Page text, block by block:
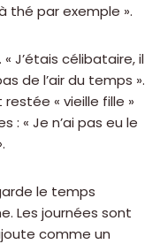
thé par exemple ».
J’étais célibataire, il
de l’air du temps ».
restée « vieille fille »
: « Je n’ai pas eu le
le temps
Les journées sont
comme un